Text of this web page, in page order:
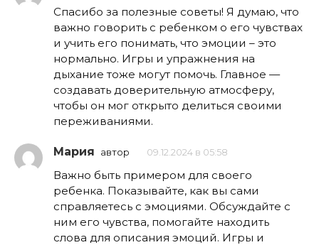
Спасибо за полезные советы! Я думаю, что
важно говорить с ребенком о его чувствах
и учить его понимать, что эмоции – это
нормально. Игры и упражнения на
дыхание тоже могут помочь. Главное —
создавать доверительную атмосферу,
чтобы он мог открыто делиться своими
переживаниями.
Мария автор 09.12.2024 в 05:58
Важно быть примером для своего
ребенка. Показывайте, как вы сами
справляетесь с эмоциями. Обсуждайте с
ним его чувства, помогайте находить
слова для описания эмоций. Игры и